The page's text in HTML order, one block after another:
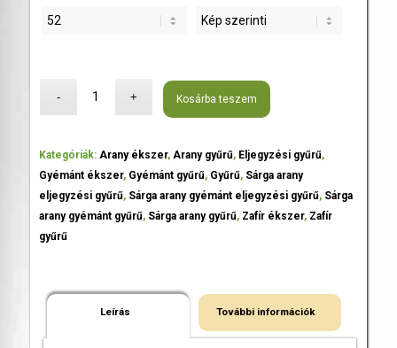
Kosárba teszem
Kategóriák: Arany ékszer, Arany gyűrű, Eljegyzési gyűrű,
Gyémánt ékszer, Gyémánt gyűrű, Gyűrű, Sárga arany
eljegyzési gyűrű, Sárga arany gyémánt eljegyzési gyűrű, Sárga
arany gyémánt gyűrű, Sárga arany gyűrű, Zafír ékszer, Zafír
gyűrű
Leírás További információk